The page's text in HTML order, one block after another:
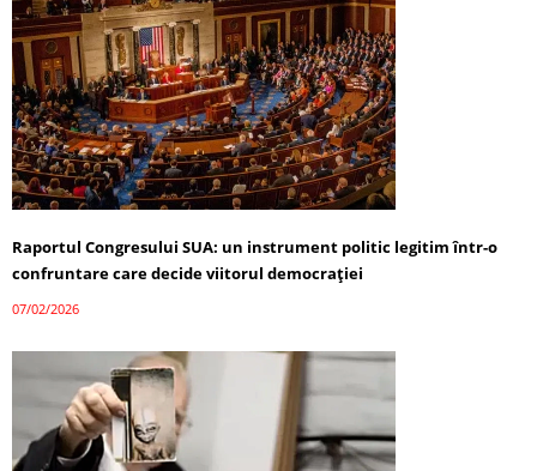
Raportul Congresului SUA: un instrument politic legitim într-o
confruntare care decide viitorul democrației
07/02/2026